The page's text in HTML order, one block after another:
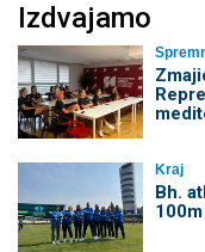
Izdvajamo
Kraj
Bh.